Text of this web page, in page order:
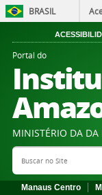
BRASIL
Portal do
MINISTÉRIO DA DA
Search Site
Manaus Centro